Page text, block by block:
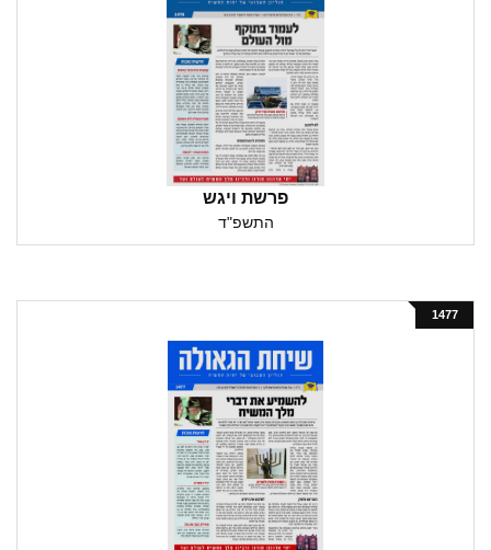
פרשת ויגש
התשפ"ד
1477